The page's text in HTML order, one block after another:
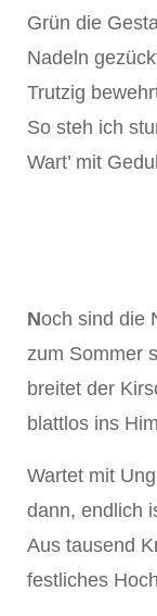
Grün die
Nadeln
Trutzig
So steh ich
Wart’ mit
Noch sind die
zum Sommer
breitet der
blattlos ins
Wartet mit
dann, endlich
Aus tausend
festliches